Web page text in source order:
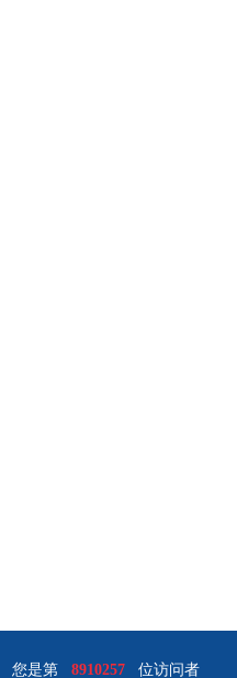
您是第 8910257位访问者